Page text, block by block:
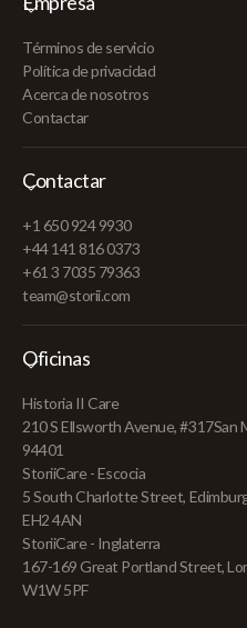
Términos de servicio
Política de privacidad
Acerca de nosotros
Contactar
Contactar
+1 650 924 9930
+44 141 816 0373
+61 3 7035 79363
team@storii.com
Oficinas
Historia II Care
210 S Ellsworth Avenue, #317San
94401
StoriiCare - Escocia
5 South Charlotte Street,
EH2 4AN
StoriiCare - Inglaterra
167-169 Great Portland Street,
W1W 5PF